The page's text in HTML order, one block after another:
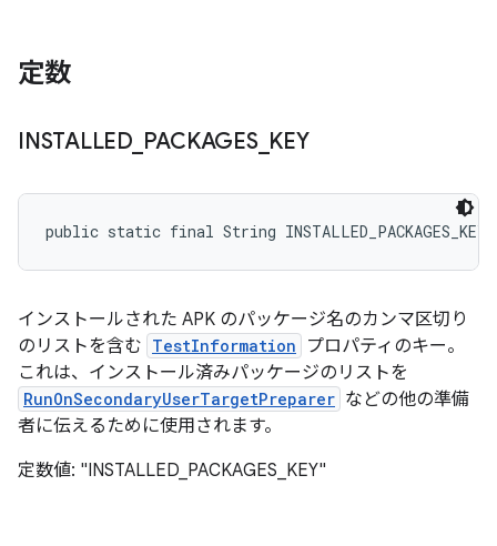
定数
INSTALLED_ PACKAGES_ KEY
public static final String INSTALLED_PACKAGES_KEY
インストールされた APK のパッケージ名のカンマ区切り
のリストを含む TestInformation
プロパティのキー。
これは、インストール済みパッケージのリストを
RunOnSecondaryUserTargetPreparer などの他の準備
者に伝えるために使用されます。
定数値: "INSTALLED_PACKAGES_KEY"